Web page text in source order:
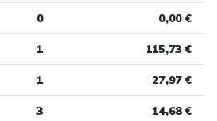
0 0,00 €
1 115,73 €
1 27,97 €
3 14,68 €